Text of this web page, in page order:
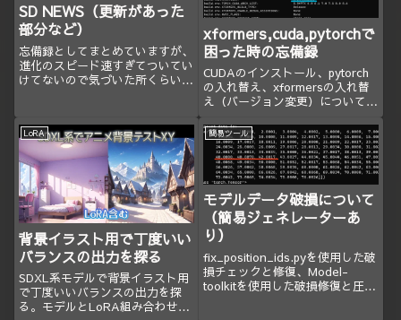
SD NEWS（更新があった
部分など）
忘備録としてまとめていますが、
進化のスピード速すぎてついてい
けてないので気づいた所くらいし
xformers,cuda,pytorchで
困った時の忘備録
CUDAのインストール、pytorch
の入れ替え、xformersの入れ替
え（バージョン変更）についての
LoRA
背景イラスト用で丁度いい
バランスの出力を探る
SDXL系モデルで背景イラスト用
で丁度いいバランスの出力を探
る。モデルとLoRA組み合わせ紹
簡易ツール
モデルデータ破損について
（簡易ジェネレーターあ
り）
fix_position_ids.pyを使用した破
損チェックと修復、Model-
toolkitを使用した破損修復と圧